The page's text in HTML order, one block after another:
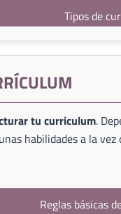
Tipos de
tu curriculum.
habilidades a la
Reglas básicas